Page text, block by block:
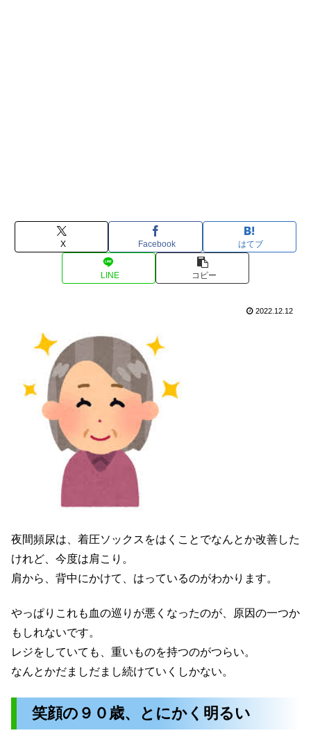
X Facebook はてブ
LINE コピー
2022.12.12
夜間頻尿は、着圧ソックスをはくことでなんとか改善した
けれど、今度は肩こり。
肩から、背中にかけて、はっているのがわかります。
やっぱりこれも血の巡りが悪くなったのが、原因の一つか
もしれないです。
レジをしていても、重いものを持つのがつらい。
なんとかだましだまし続けていくしかない。
笑顔の９０歳、とにかく明るい